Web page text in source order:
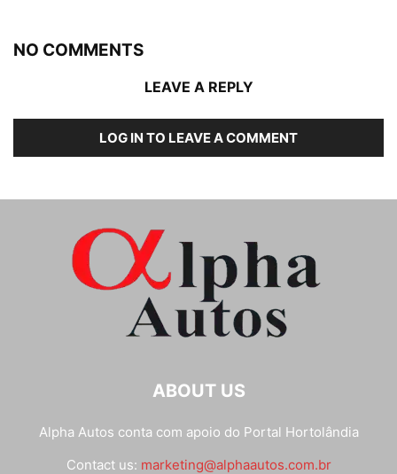
NO COMMENTS
LEAVE A REPLY
LOG IN TO LEAVE A COMMENT
ABOUT US
Alpha Autos conta com apoio do Portal Hortolândia
Contact us: marketing@alphaautos.com.br